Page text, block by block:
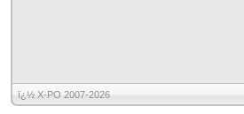
ï¿½ X-PO 2007-2026